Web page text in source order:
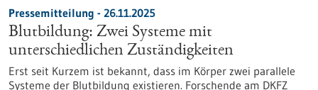
Pressemitteilung - 26.11.2025
Blutbildung: Zwei Systeme mit
unterschiedlichen Zuständigkeiten
Erst seit Kurzem ist bekannt, dass im Körper zwei parallele
Systeme der Blutbildung existieren. Forschende am DKFZ